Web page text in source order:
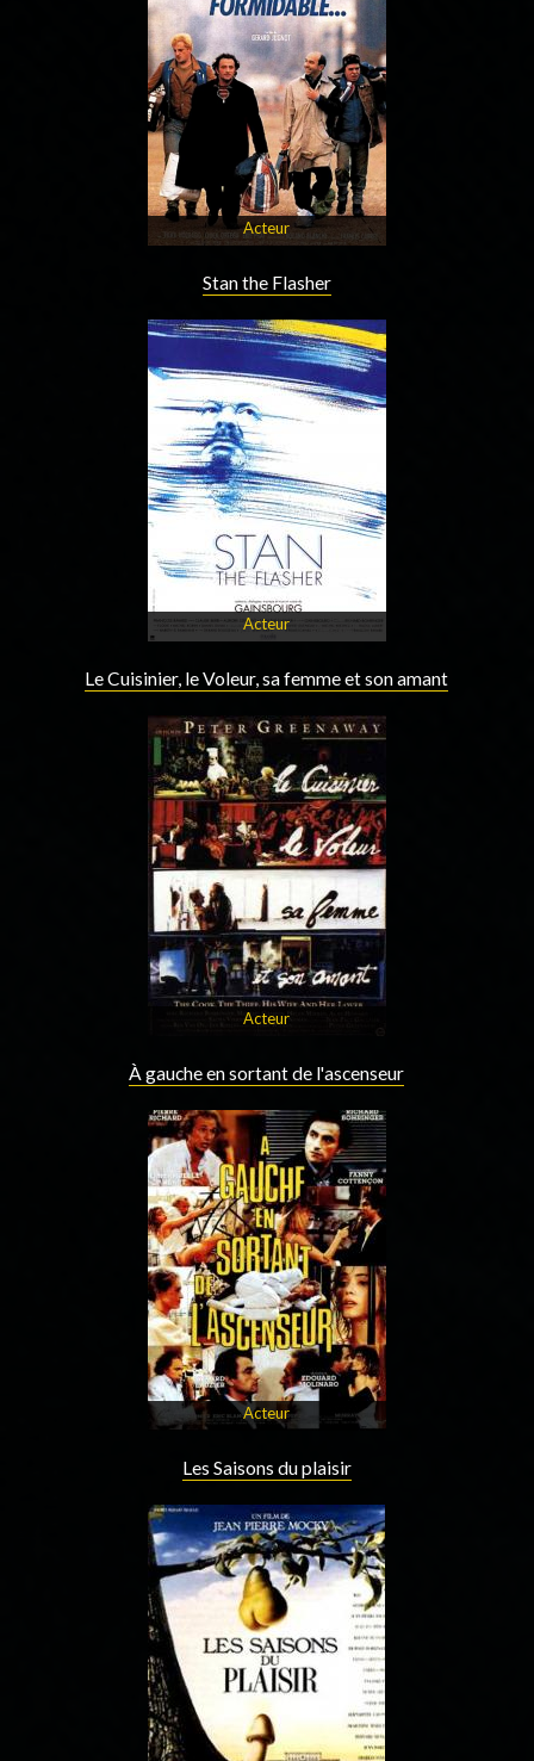
Acteur
Stan the Flasher
Acteur
Le Cuisinier, le Voleur, sa femme et son amant
Acteur
À gauche en sortant de l'ascenseur
Acteur
Les Saisons du plaisir